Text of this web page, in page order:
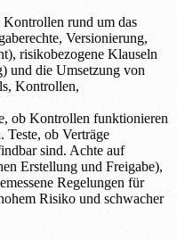
Kontrollen rund um das
Versionierung,
risikobezogene Klauseln
und die Umsetzung von
Kontrollen,
ob Kontrollen funktionieren
Teste, ob Verträge
sind. Achte auf
Erstellung und Freigabe),
Regelungen für
Risiko und schwacher